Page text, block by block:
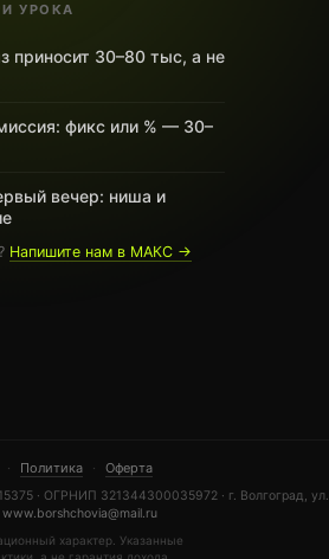
УРОКА
приносит 30–80 тыс, а не
фикс или % — 30–
вечер: ниша и
Напишите нам в МАКС →
· Политика · Оферта
· ОГРНИП 321344300035972 · г. Волгоград, ул.
www.borshchovia@mail.ru
характер. Указанные